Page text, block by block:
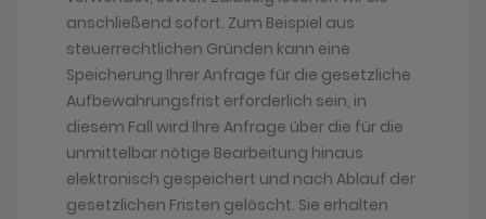
anschließend sofort. Zum Beispiel aus
steuerrechtlichen Gründen kann eine
Speicherung Ihrer Anfrage für die gesetzliche
Aufbewahrungsfrist erforderlich sein, in
diesem Fall wird Ihre Anfrage über die für die
unmittelbar nötige Bearbeitung hinaus
elektronisch gespeichert und nach Ablauf der
gesetzlichen Fristen gelöscht. Sie erhalten